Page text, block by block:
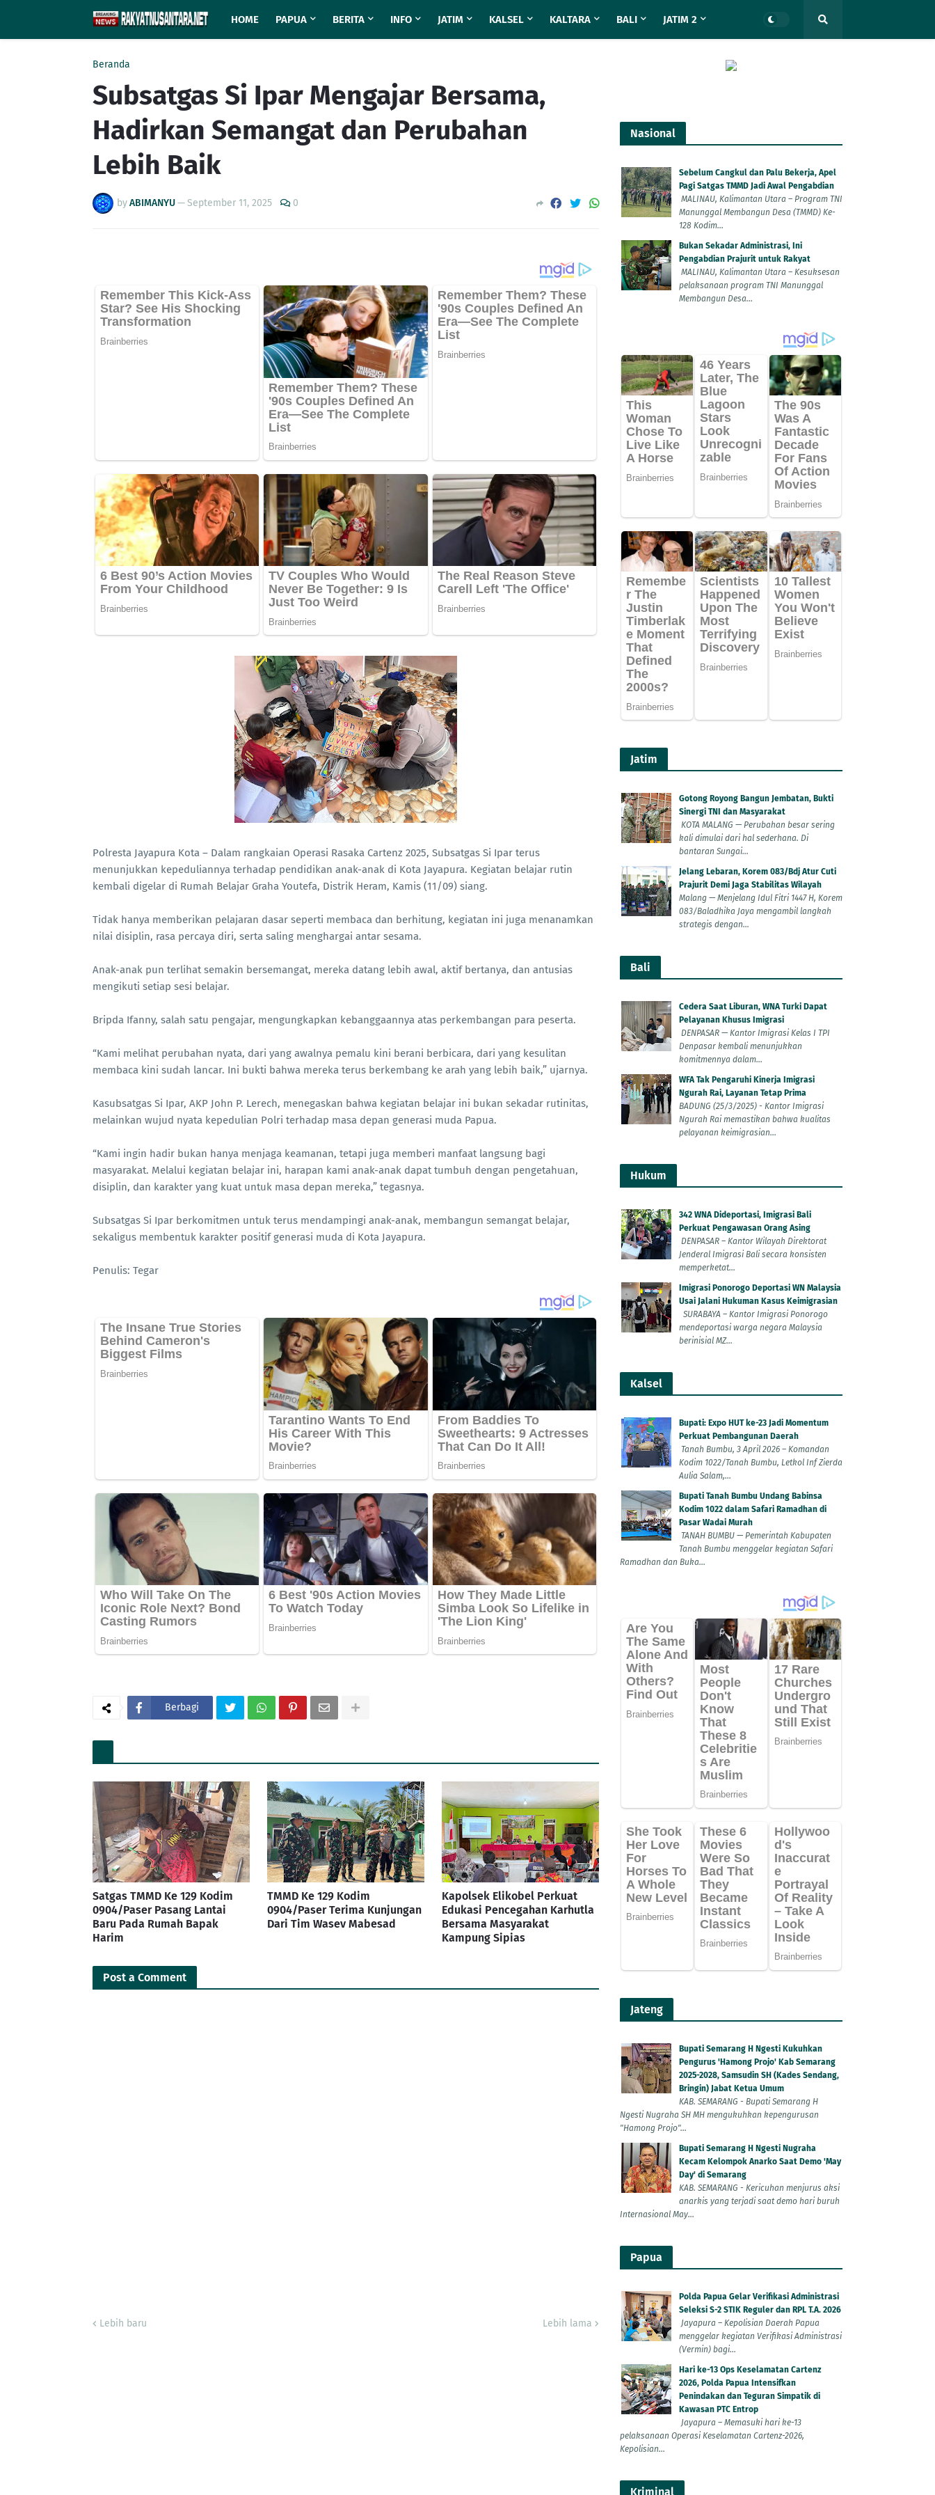
HOME PAPUA BERITA INFO JATIM KALSEL KALTARA BALI JATIM 2
Beranda
Subsatgas Si Ipar Mengajar Bersama,
Hadirkan Semangat dan Perubahan
Lebih Baik
byABIMANYU—September 11, 2025 0
Polresta Jayapura Kota – Dalam rangkaian Operasi Rasaka Cartenz 2025, Subsatgas Si Ipar terus
menunjukkan kepeduliannya terhadap pendidikan anak-anak di Kota Jayapura. Kegiatan belajar rutin
kembali digelar di Rumah Belajar Graha Youtefa, Distrik Heram, Kamis (11/09) siang.
Tidak hanya memberikan pelajaran dasar seperti membaca dan berhitung, kegiatan ini juga menanamkan
nilai disiplin, rasa percaya diri, serta saling menghargai antar sesama.
Anak-anak pun terlihat semakin bersemangat, mereka datang lebih awal, aktif bertanya, dan antusias
mengikuti setiap sesi belajar.
Bripda Ifanny, salah satu pengajar, mengungkapkan kebanggaannya atas perkembangan para peserta.
“Kami melihat perubahan nyata, dari yang awalnya pemalu kini berani berbicara, dari yang kesulitan
membaca kini sudah lancar. Ini bukti bahwa mereka terus berkembang ke arah yang lebih baik,” ujarnya.
Kasubsatgas Si Ipar, AKP John P. Lerech, menegaskan bahwa kegiatan belajar ini bukan sekadar rutinitas,
melainkan wujud nyata kepedulian Polri terhadap masa depan generasi muda Papua.
“Kami ingin hadir bukan hanya menjaga keamanan, tetapi juga memberi manfaat langsung bagi
masyarakat. Melalui kegiatan belajar ini, harapan kami anak-anak dapat tumbuh dengan pengetahuan,
disiplin, dan karakter yang kuat untuk masa depan mereka,” tegasnya.
Subsatgas Si Ipar berkomitmen untuk terus mendampingi anak-anak, membangun semangat belajar,
sekaligus membentuk karakter positif generasi muda di Kota Jayapura.
Penulis: Tegar
Berbagi
Satgas TMMD Ke 129 Kodim
0904/Paser Pasang Lantai
Baru Pada Rumah Bapak
Harim
TMMD Ke 129 Kodim
0904/Paser Terima Kunjungan
Dari Tim Wasev Mabesad
Kapolsek Elikobel Perkuat
Edukasi Pencegahan Karhutla
Bersama Masyarakat
Kampung Sipias
Post a Comment
Lebih baru Lebih lama
Nasional
Sebelum Cangkul dan Palu Bekerja, Apel
Pagi Satgas TMMD Jadi Awal Pengabdian
MALINAU, Kalimantan Utara – Program TNI
Manunggal Membangun Desa (TMMD) Ke-
128 Kodim...
Bukan Sekadar Administrasi, Ini
Pengabdian Prajurit untuk Rakyat
MALINAU, Kalimantan Utara – Kesuksesan
pelaksanaan program TNI Manunggal
Membangun Desa...
Jatim
Gotong Royong Bangun Jembatan, Bukti
Sinergi TNI dan Masyarakat
KOTA MALANG — Perubahan besar sering
kali dimulai dari hal sederhana. Di
bantaran Sungai...
Jelang Lebaran, Korem 083/Bdj Atur Cuti
Prajurit Demi Jaga Stabilitas Wilayah
Malang — Menjelang Idul Fitri 1447 H, Korem
083/Baladhika Jaya mengambil langkah
strategis dengan...
Bali
Cedera Saat Liburan, WNA Turki Dapat
Pelayanan Khusus Imigrasi
DENPASAR — Kantor Imigrasi Kelas I TPI
Denpasar kembali menunjukkan
komitmennya dalam...
WFA Tak Pengaruhi Kinerja Imigrasi
Ngurah Rai, Layanan Tetap Prima
BADUNG (25/3/2025) - Kantor Imigrasi
Ngurah Rai memastikan bahwa kualitas
pelayanan keimigrasian...
Hukum
342 WNA Dideportasi, Imigrasi Bali
Perkuat Pengawasan Orang Asing
DENPASAR – Kantor Wilayah Direktorat
Jenderal Imigrasi Bali secara konsisten
memperketat...
Imigrasi Ponorogo Deportasi WN Malaysia
Usai Jalani Hukuman Kasus Keimigrasian
SURABAYA – Kantor Imigrasi Ponorogo
mendeportasi warga negara Malaysia
berinisial MZ...
Kalsel
Bupati: Expo HUT ke-23 Jadi Momentum
Perkuat Pembangunan Daerah
Tanah Bumbu, 3 April 2026 – Komandan
Kodim 1022/Tanah Bumbu, Letkol Inf Zierda
Aulia Salam,...
Bupati Tanah Bumbu Undang Babinsa
Kodim 1022 dalam Safari Ramadhan di
Pasar Wadai Murah
TANAH BUMBU — Pemerintah Kabupaten
Tanah Bumbu menggelar kegiatan Safari
Ramadhan dan Buka...
Jateng
Bupati Semarang H Ngesti Kukuhkan
Pengurus 'Hamong Projo' Kab Semarang
2025-2028, Samsudin SH (Kades Sendang,
Bringin) Jabat Ketua Umum
KAB. SEMARANG - Bupati Semarang H
Ngesti Nugraha SH MH mengukuhkan kepengurusan
"Hamong Projo"...
Bupati Semarang H Ngesti Nugraha
Kecam Kelompok Anarko Saat Demo 'May
Day' di Semarang
KAB. SEMARANG - Kericuhan menjurus aksi
anarkis yang terjadi saat demo hari buruh
Internasional May...
Papua
Polda Papua Gelar Verifikasi Administrasi
Seleksi S-2 STIK Reguler dan RPL T.A. 2026
Jayapura – Kepolisian Daerah Papua
menggelar kegiatan Verifikasi Administrasi
(Vermin) bagi...
Hari ke-13 Ops Keselamatan Cartenz
2026, Polda Papua Intensifkan
Penindakan dan Teguran Simpatik di
Kawasan PTC Entrop
Jayapura – Memasuki hari ke-13
pelaksanaan Operasi Keselamatan Cartenz-2026,
Kepolisian...
Kriminal